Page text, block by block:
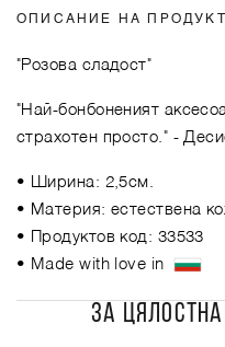
ОПИСАНИЕ НА
"Розова сладост"
"Най-бонбоненият
страхотен просто." -
• Ширина: 2,5см.
• Материя: естествена
• Продуктов код: 33533
• Made with love in
ЗА